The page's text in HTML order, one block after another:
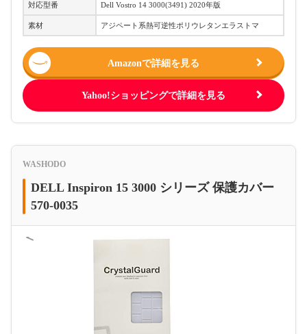
対応型番 Dell Vostro 14 3000(3491) 2020年版
素材 アジペート系熱可逆性ポリウレタンエラストマ
Amazonで詳細を見る
Yahoo!ショッピングで詳細を見る
WASHODO
DELL ​I​n​s​p​i​r​o​n​ 15 3000 シリーズ 保護カバー
570-0035
＜